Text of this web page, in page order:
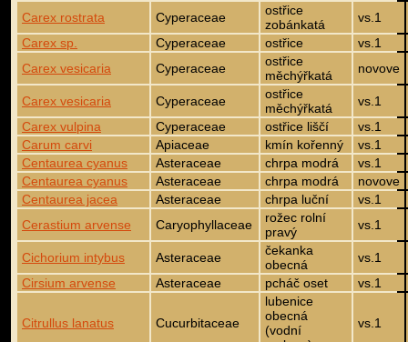
Carex rostrata Cyperaceae
ostřice
zobánkatá
vs.1
Carex sp.
Cyperaceae ostřice
vs.1
Carex vesicaria
Cyperaceae
ostřice
měchýřkatá
novove
Carex vesicaria Cyperaceae
ostřice
měchýřkatá
vs.1
Carex vulpina
Cyperaceae ostřice liščí
vs.1
Carum carvi
Apiaceae kmín kořenný
vs.1
Centaurea cyanus
Asteraceae chrpa modrá
vs.1
Centaurea cyanus
Asteraceae chrpa modrá
novove
Centaurea jacea
Asteraceae chrpa luční
vs.1
Cerastium arvense
Caryophyllaceae
rožec rolní
pravý
vs.1
Cichorium intybus Asteraceae
čekanka
obecná
vs.1
Cirsium arvense
Asteraceae pcháč oset vs.1
Citrullus lanatus Cucurbitaceae
lubenice
obecná
(vodní
vs.1